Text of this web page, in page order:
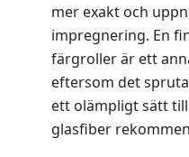
mer exakt och
impregnering. En
färgroller är ett
eftersom det
ett olämpligt sätt
glasfiber